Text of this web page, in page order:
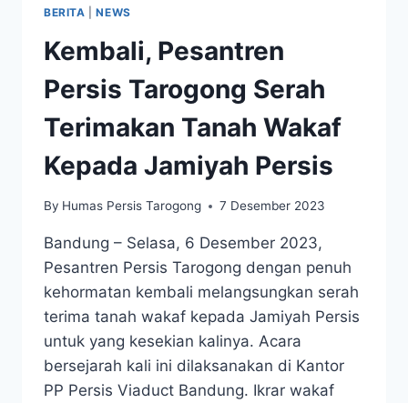
BERITA |NEWS
Kembali, Pesantren
Persis Tarogong Serah
Terimakan Tanah Wakaf
Kepada Jamiyah Persis
By Humas Persis Tarogong 7 Desember 2023
Bandung – Selasa, 6 Desember 2023,
Pesantren Persis Tarogong dengan penuh
kehormatan kembali melangsungkan serah
terima tanah wakaf kepada Jamiyah Persis
untuk yang kesekian kalinya. Acara
bersejarah kali ini dilaksanakan di Kantor
PP Persis Viaduct Bandung. Ikrar wakaf